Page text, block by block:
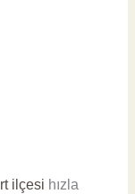
ilçesi hızla